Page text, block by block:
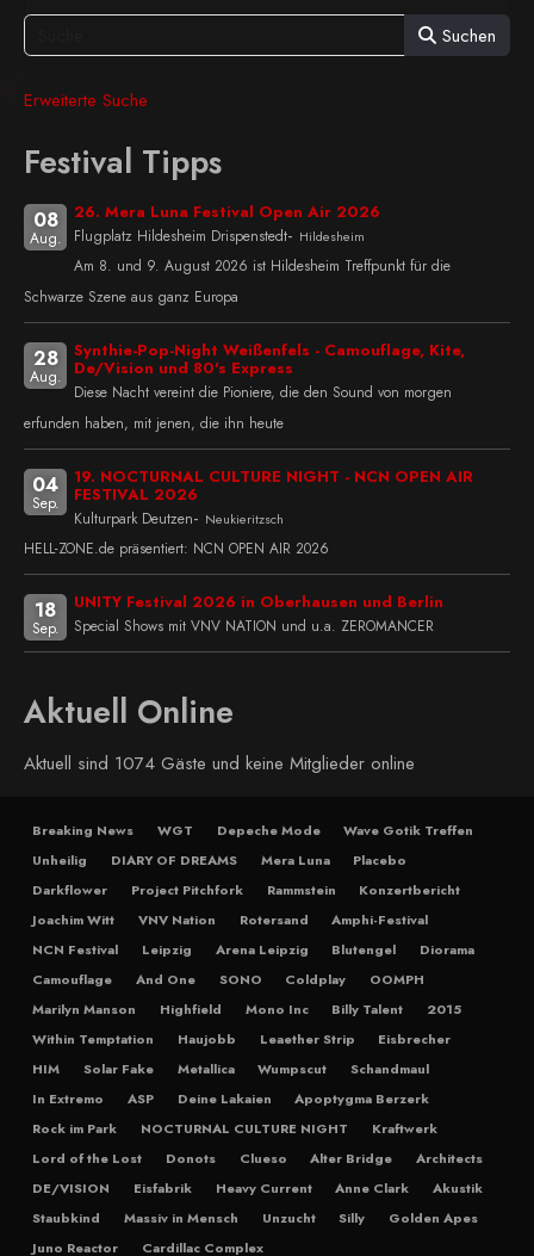
Suchen
Erweiterte Suche
Festival Tipps
08
Aug.
26. Mera Luna Festival Open Air 2026
Flugplatz Hildesheim Drispenstedt- Hildesheim
Am 8. und 9. August 2026 ist Hildesheim Treffpunkt für die
Schwarze Szene aus ganz Europa
28
Aug.
Synthie-Pop-Night Weißenfels - Camouflage, Kite,
De/Vision und 80's Express
Diese Nacht vereint die Pioniere, die den Sound von morgen
erfunden haben, mit jenen, die ihn heute
04
Sep.
19. NOCTURNAL CULTURE NIGHT - NCN OPEN AIR
FESTIVAL 2026
Kulturpark Deutzen- Neukieritzsch
HELL-ZONE.de präsentiert: NCN OPEN AIR 2026
18
Sep.
UNITY Festival 2026 in Oberhausen und Berlin
Special Shows mit VNV NATION und u.a. ZEROMANCER
Aktuell Online
Aktuell sind 1074 Gäste und keine Mitglieder online
Breaking News WGT Depeche Mode
Wave Gotik Treffen
Unheilig
DIARY OF DREAMS Mera Luna
Placebo
Darkflower
Project Pitchfork Rammstein
Konzertbericht
Joachim Witt
VNV Nation Rotersand
Amphi-Festival
NCN Festival
Leipzig Arena Leipzig Blutengel
Diorama
Camouflage
And One SONO Coldplay
OOMPH
Marilyn Manson
Highfield Mono Inc Billy Talent
2015
Within Temptation
Haujobb Leaether Strip
Eisbrecher
HIM
Solar Fake Metallica Wumpscut
Schandmaul
In Extremo
ASP Deine Lakaien
Apoptygma Berzerk
Rock im Park
NOCTURNAL CULTURE NIGHT
Kraftwerk
Lord of the Lost
Donots Clueso Alter Bridge
Architects
DE/VISION
Eisfabrik Heavy Current Anne Clark
Akustik
Staubkind
Massiv in Mensch Unzucht Silly
Golden Apes
Juno Reactor
Cardillac Complex